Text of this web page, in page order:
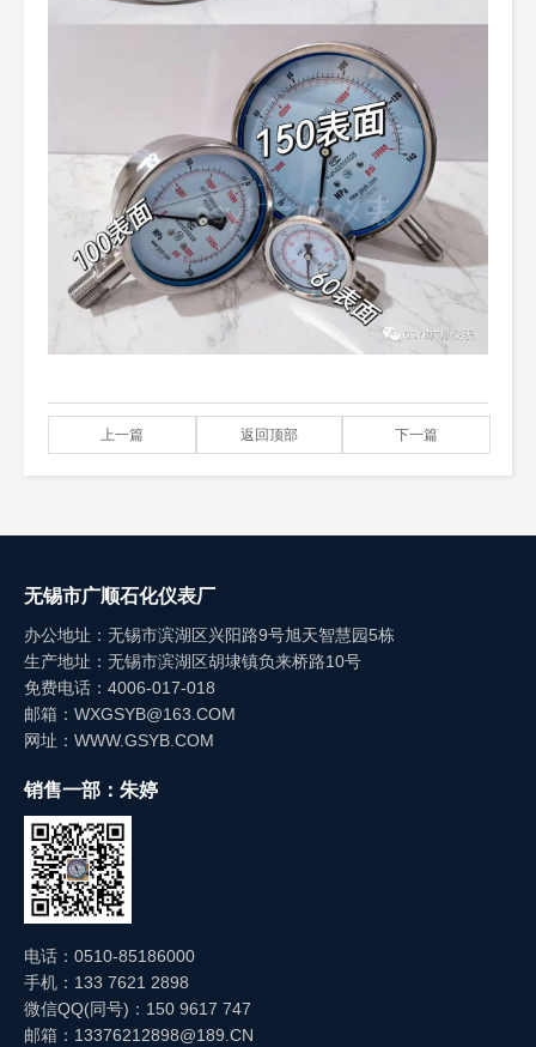
上一篇 返回顶部 下一篇
无锡市广顺石化仪表厂
办公地址：无锡市滨湖区兴阳路9号旭天智慧园5栋
生产地址：无锡市滨湖区胡埭镇负来桥路10号
免费电话：4006-017-018
邮箱：WXGSYB@163.COM
网址：WWW.GSYB.COM
销售一部：朱婷
电话：0510-85186000
手机：133 7621 2898
微信QQ(同号)：150 9617 747
邮箱：13376212898@189.CN